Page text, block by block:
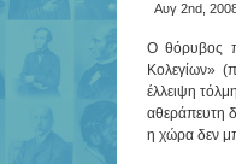
Αυγ 2nd,
Ο θόρυβος
Κολεγίων»
έλλειψη
αθεράπευτη
η χώρα δεν